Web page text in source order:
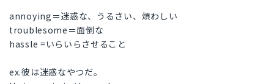
annoying＝迷惑な、うるさい、煩わしい
troublesome＝面倒な
hassle =いらいらさせること
ex.彼は迷惑なやつだ。